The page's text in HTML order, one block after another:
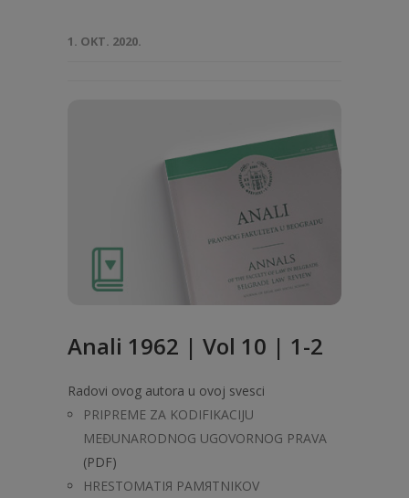
1. OKT. 2020.
Anali 1962 | Vol 10 | 1-2
Radovi ovog autora u ovoj svesci
PRIPREME ZA KODIFIKACIJU
MEĐUNARODNOG UGOVORNOG PRAVA
(PDF)
HRESTOMATIЯ PAMЯTNIKOV